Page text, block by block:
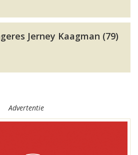
Jerney Kaagman (79)
Advertentie